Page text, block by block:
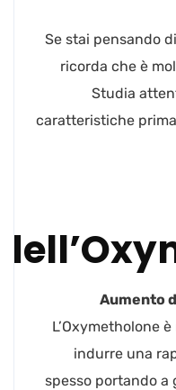
Se stai pensando
ricorda che è
Studia
caratteristiche
Aumento
L’Oxymetholone
indurre una
spesso portando